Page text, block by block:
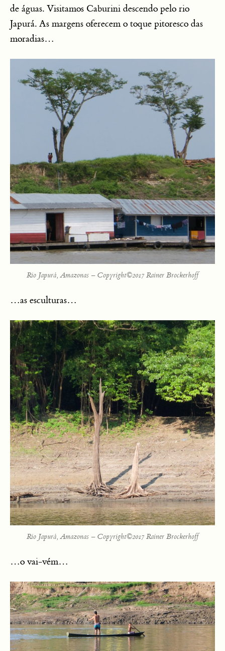
de águas. Visitamos Caburini descendo pelo rio
Japurá. As margens oferecem o toque pitoresco das
moradias…
Rio Japurá, Amazonas – Copyright©2017 Rainer Brockerhoff
…as esculturas…
Rio Japurá, Amazonas – Copyright©2017 Rainer Brockerhoff
…o vai-vém…